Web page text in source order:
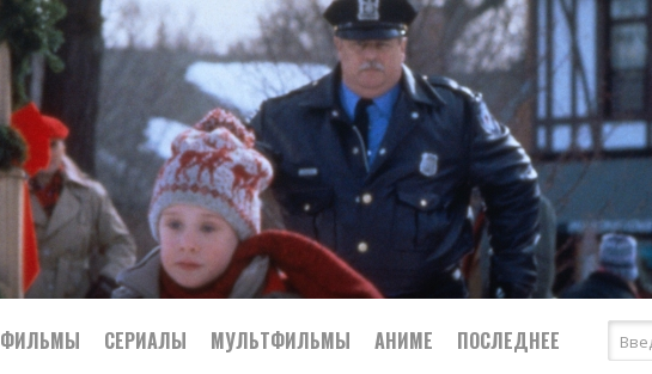
ФИЛЬМЫ СЕРИАЛЫ МУЛЬТФИЛЬМЫ АНИМЕ ПОСЛЕДНЕЕ